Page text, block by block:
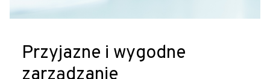
Przyjazne i wygodne